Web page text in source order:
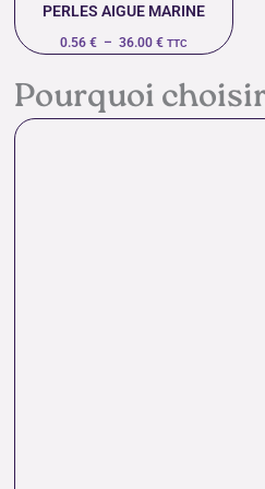
PERLES AIGUE MARINE
0.56€ – 36.00€ TTC
Pourquoi